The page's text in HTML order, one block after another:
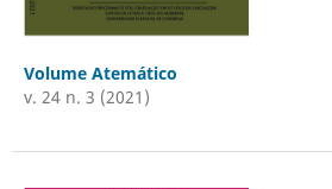
Volume Atemático
v. 24 n. 3 (2021)